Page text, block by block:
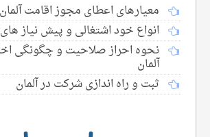
معیارهای اعطای مجوز اقامت آلمان
انواع خود اشتغالی و پیش نیاز
نحوه احراز صلاحیت و چگونگی
آلمان
ثبت و راه اندازی شرکت در آلمان